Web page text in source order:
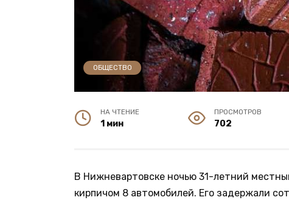
ОБЩЕСТВО
НА ЧТЕНИЕ
1 мин
ПРОСМОТРОВ
702
В Нижневартовске ночью 31-летний
кирпичом 8 автомобилей. Его задержали